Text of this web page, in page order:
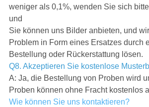
weniger als 0,1%, wenden Sie sich
und
Sie können uns Bilder anbieten, und
Problem in Form eines Ersatzes durch
Bestellung oder Rückerstattung lösen.
Q8. Akzeptieren Sie kostenlose
A: Ja, die Bestellung von Proben wird
Proben können ohne Fracht kostenlos
Wie können Sie uns kontaktieren?